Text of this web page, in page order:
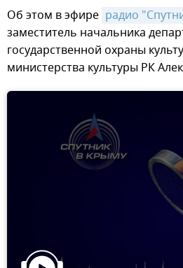
Об этом в эфире радио
заместитель начальника
государственной охраны
министерства культуры РК